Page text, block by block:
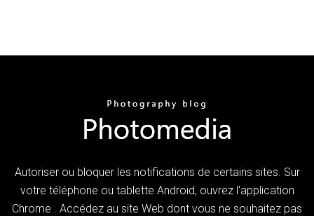
Autoriser ou bloquer les notifications de certains sites. Sur
votre téléphone ou tablette Android, ouvrez l'application
Chrome . Accédez au site Web dont vous ne souhaitez pas